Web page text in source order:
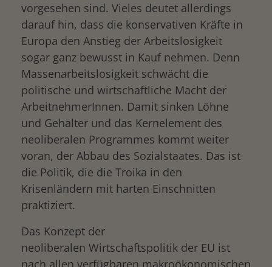
vorgesehen sind. Vieles deutet allerdings
darauf hin, dass die konservativen Kräfte in
Europa den Anstieg der Arbeitslosigkeit
sogar ganz bewusst in Kauf nehmen. Denn
Massenarbeitslosigkeit schwächt die
politische und wirtschaftliche Macht der
ArbeitnehmerInnen. Damit sinken Löhne
und Gehälter und das Kernelement des
neoliberalen Programmes kommt weiter
voran, der Abbau des Sozialstaates. Das ist
die Politik, die die Troika in den
Krisenländern mit harten Einschnitten
praktiziert.
Das Konzept der
neoliberalen Wirtschaftspolitik der EU ist
nach allen verfügbaren makroökonomischen